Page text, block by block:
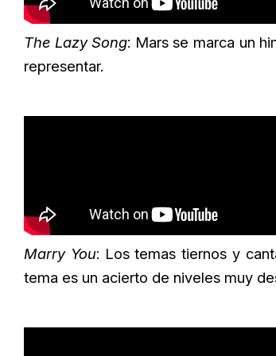
The Lazy Song: Mars se marca un
representar.
Marry You: Los temas tiernos y
tema es un acierto de niveles muy